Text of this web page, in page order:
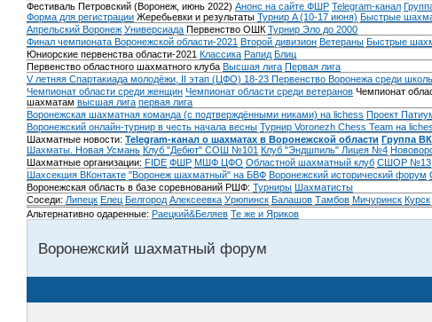
Фестиваль Петровский (Воронеж, июнь 2022) Анонс на сайте ФШР Telegram-канал
Форма для регистрации Жеребьевки и результаты Турнир A (10-17 июня) Быстрые
Апрельский Воронеж Универсиада Первенство ОШК Турнир Эло до 2000
Финал чемпионата Воронежской области-2021 Второй дивизион Ветераны Быстрые
Юниорские первенства области-2021 Классика Рапид Блиц
Первенство областного шахматного клуба Высшая лига Первая лига
V летняя Спартакиада молодёжи, II этап (ЦФО) 18-23 Первенство Воронежа среди
Чемпионат области среди женщин Чемпионат области среди ветеранов Чемпионат
шахматам высшая лига первая лига
Воронежская шахматная команда (с подтверждёнными никами) на lichess Проект
Воронежский онлайн-турнир в честь начала весны Турнир Voronezh Chess Team на
Шахматные новости: Telegram-канал о шахматах в Воронежской области Группа
Шахматы. Новая Усмань Клуб "Дебют" СОШ №101 Клуб "Эндшпиль" Лицея №4
Шахматные организации: FIDE ФШР МШФ ЦФО Областной шахматный клуб СШОР №13
Шахсекция ВКонтакте "Воронеж шахматный" на БВФ Воронежский исторический форум
Воронежская область в базе соревнований РШФ: Турниры Шахматисты
Соседи: Липецк Елец Белгород Алексеевка Урюпинск Балашов Тамбов Мичуринск Курск
Альтернативно одаренные: Раецкий&Беляев Те же и Яриков
Воронежский шахматный форум